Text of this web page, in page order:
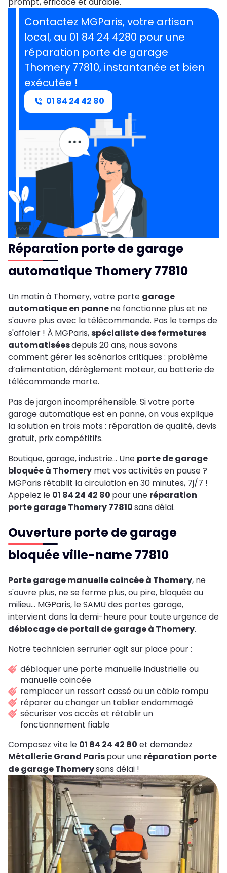
Contactez MGParis, votre artisan
local, au 01 84 24 4280 pour une
réparation porte de garage
Thomery 77810, instantanée et bien
exécutée !
01 84 24 42 80
Réparation porte de garage
automatique Thomery 77810
Un matin à Thomery, votre porte garage
automatique en pannene fonctionne plus et ne
s'ouvre plus avec la télécommande. Pas le temps de
s'affoler ! À MGParis,spécialiste des fermetures
automatiséesdepuis 20 ans, nous savons
comment gérer les scénarios critiques : problème
d’alimentation, dérèglement moteur, ou batterie de
télécommande morte.
Pas de jargon incompréhensible. Si votre porte
garage automatique est en panne, on vous explique
la solution en trois mots : réparation de qualité, devis
gratuit, prix compétitifs.
Boutique, garage, industrie… Une porte de garage
bloquée à Thomery met vos activités en pause ?
MGParis rétablit la circulation en 30 minutes, 7j/7 !
Appelez le 01 84 24 42 80 pour une réparation
porte garage Thomery 77810sans délai.
Ouverture porte de garage
bloquée ville-name 77810
Porte garage manuelle coincée à Thomery, ne
s'ouvre plus, ne se ferme plus, ou pire, bloquée au
milieu... MGParis, le SAMU des portes garage,
intervient dans la demi-heure pour toute urgence de
déblocage de portail de garage à Thomery.
Notre technicien serrurier agit sur place pour :
débloquer une porte manuelle industrielle ou
manuelle coincée
remplacer un ressort cassé ou un câble rompu
réparer ou changer un tablier endommagé
sécuriser vos accès et rétablir un
fonctionnement fiable
Composez vite le 01 84 24 42 80 et demandez
Métallerie Grand Parispour une réparation porte
de garage Thomerysans délai !